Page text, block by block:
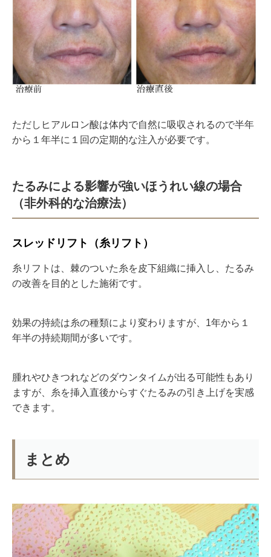
ただしヒアルロン酸は体内で自然に吸収されるので半年
から１年半に１回の定期的な注入が必要です。
たるみによる影響が強いほうれい線の場合
（非外科的な治療法）
スレッドリフト（糸リフト）
糸リフトは、棘のついた糸を皮下組織に挿入し、たるみ
の改善を目的とした施術です。
効果の持続は糸の種類により変わりますが、1年から１
年半の持続期間が多いです。
腫れやひきつれなどのダウンタイムが出る可能性もあり
ますが、糸を挿入直後からすぐたるみの引き上げを実感
できます。
まとめ